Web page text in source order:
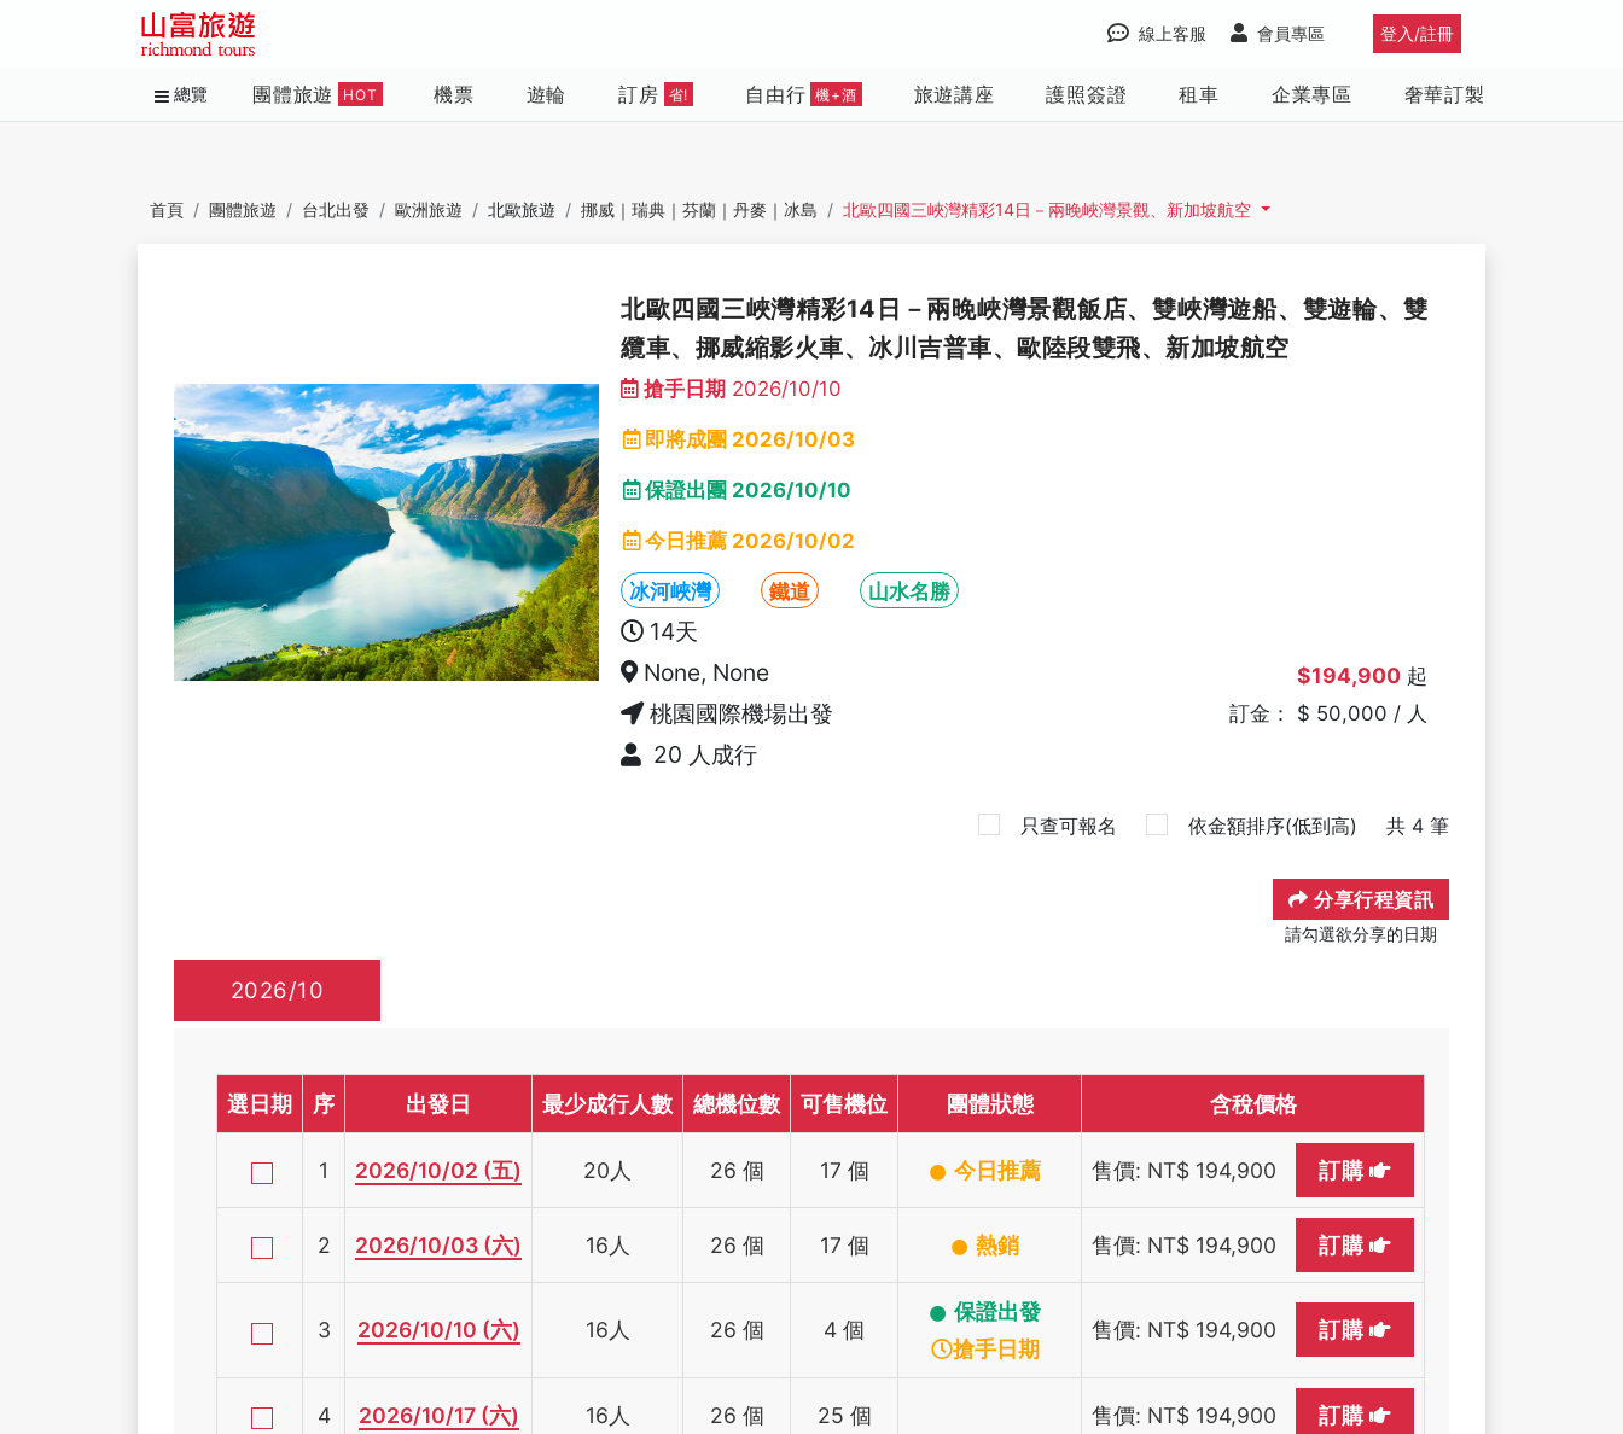
登入/註冊
會員專區
線上客服
總覽 團體旅遊 HOT 機票 遊輪 訂房 省! 自由行 機+酒 旅遊講座 護照簽證 租車 企業專區 奢華訂製
首頁 團體旅遊 台北出發 歐洲旅遊 北歐旅遊 挪威｜瑞典｜芬蘭｜丹麥｜冰島 北歐四國三峽灣精彩14日－兩晚峽灣景觀、新加坡航空
北歐四國三峽灣精彩14日－兩晚峽灣景觀飯店、雙峽灣遊船、雙遊輪、雙
纜車、挪威縮影火車、冰川吉普車、歐陸段雙飛、新加坡航空
搶手日期 2026/10/10
即將成團 2026/10/03
保證出團 2026/10/10
今日推薦 2026/10/02
冰河峽灣 鐵道 山水名勝
14天
None, None
桃園國際機場出發
20 人成行
$194,900 起
訂金： $ 50,000 / 人
只查可報名 依金額排序(低到高) 共 4 筆
分享行程資訊
請勾選欲分享的日期
2026/10
選日期 序 出發日 最少成行人數 總機位數 可售機位 團體狀態 含稅價格
1 2026/10/02 (五) 20人 26 個 17 個 今日推薦 售價: NT$ 194,900 訂購
2 2026/10/03 (六) 16人 26 個 17 個 熱銷 售價: NT$ 194,900 訂購
3 2026/10/10 (六) 16人 26 個 4 個
保證出發
搶手日期
售價: NT$ 194,900 訂購
4 2026/10/17 (六) 16人 26 個 25 個 售價: NT$ 194,900 訂購